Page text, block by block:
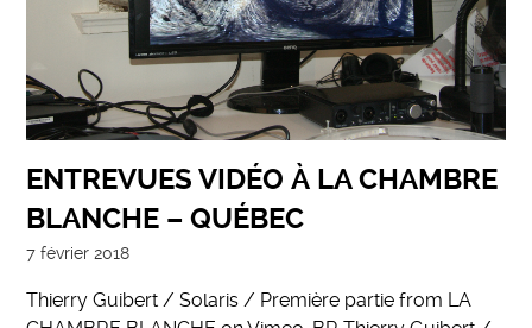
ENTREVUES VIDÉO À LA CHAMBRE
BLANCHE – QUÉBEC
7 février 2018
Thierry Guibert / Solaris / Première partie from LA